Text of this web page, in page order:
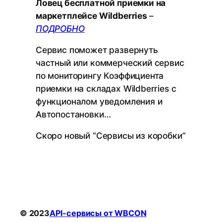
Ловец бесплатной приемки на
маркетплейсе Wildberries –
ПОДРОБНО
Сервис поможет развернуть
частный или коммерческий сервис
по мониторингу Коэффициента
приемки на складах Wildberries с
функционалом уведомления и
Автопостановки…
Скоро новый “Сервисы из коробки”
© 2023API-сервисы от WBCON